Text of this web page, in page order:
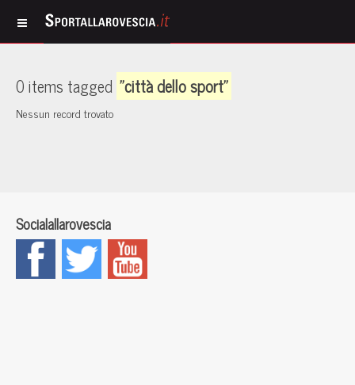
0 items tagged "città dello sport"
Nessun record trovato
Socialallarovescia